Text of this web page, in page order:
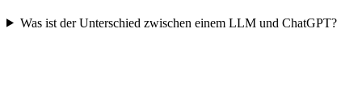
Was ist der Unterschied zwischen einem LLM und ChatGPT?